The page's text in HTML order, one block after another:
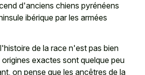
d'anciens chiens pyrénéens
ibérique par les armées
de la race n'est pas bien
exactes sont quelque peu
on pense que les ancêtres de la